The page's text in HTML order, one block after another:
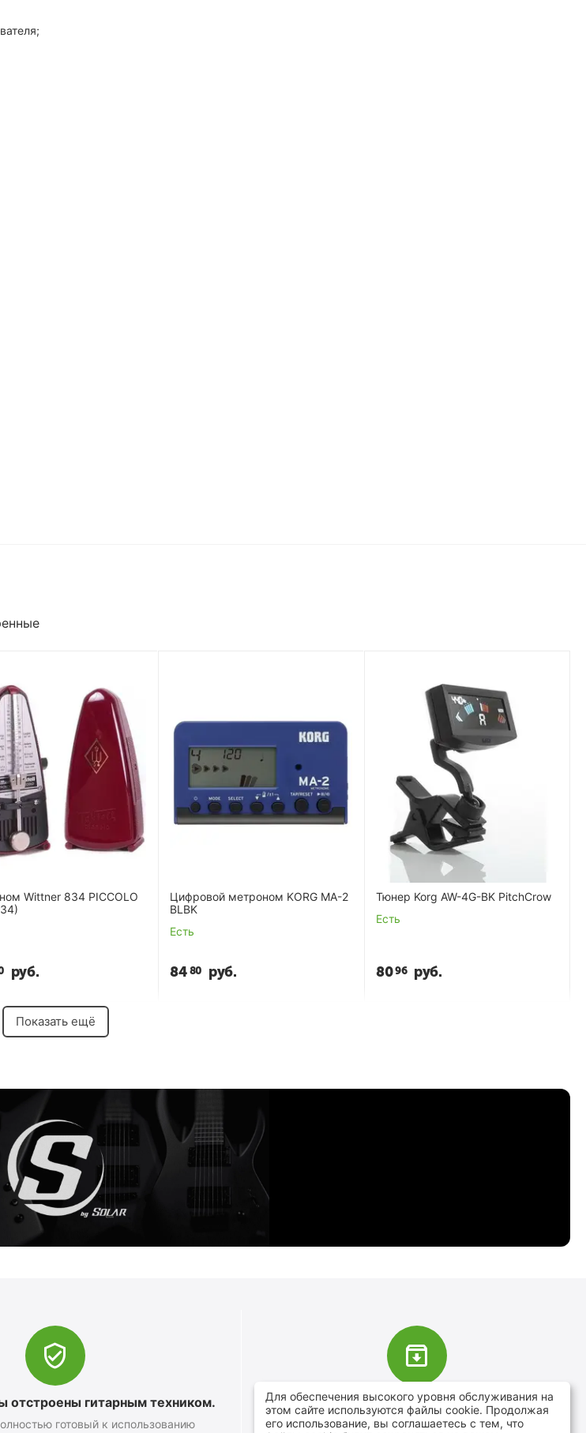
Wittner 834 PICCOLO
руб.
Цифровой метроном KORG MA-2
BLBK
Есть
84 80 руб.
Тюнер Korg AW-4G-BK PitchCrow
Есть
8096 руб.
Показать ещё
отстроены гитарным техником.
готовый к использованию
В наличии более 4000 наименований
товаров
Для обеспечения высокого уровня обслуживания на
этом сайте используются файлы cookie. Продолжая
его использование, вы соглашаетесь с тем, что